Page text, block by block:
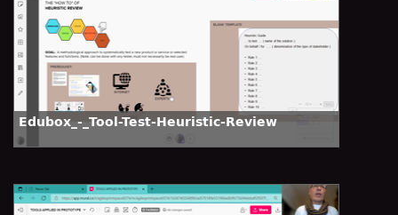
Edubox_-_Tool-Test-Heuristic-Review